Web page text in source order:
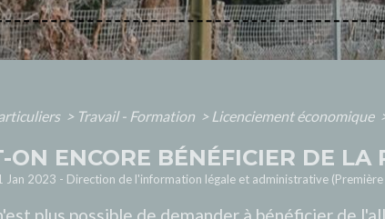
> Travail - Formation > Licenciement économique
ON ENCORE BÉNÉFICIER DE
Jan 2023 - Direction de l'information légale et administrative